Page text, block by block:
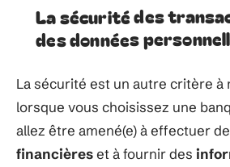
La sécurité des
des données
La sécurité est un autre critère à
lorsque vous choisissez une
allez être amené(e) à effectuer
financièreset à fournir des